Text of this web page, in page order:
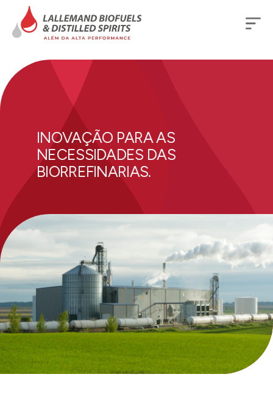
INOVAÇÃO PARA AS
NECESSIDADES DAS
BIORREFINARIAS.